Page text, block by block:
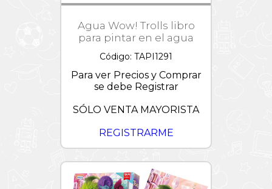
Agua Wow! Trolls libro
para pintar en el agua
Código: TAPI1291
Para ver Precios y Comprar
se debe Registrar
SÓLO VENTA MAYORISTA
REGISTRARME